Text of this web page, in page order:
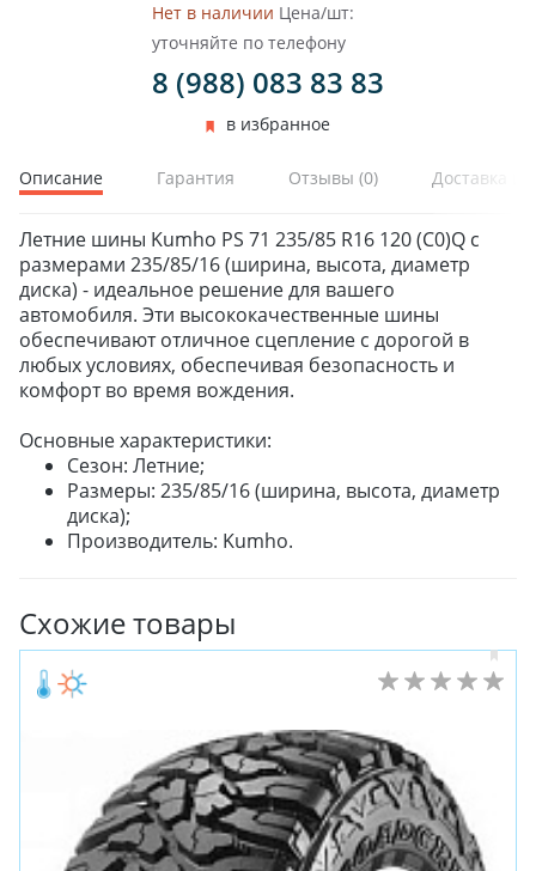
Нет в наличии Цена/шт:
уточняйте по телефону
8 (988) 083 83 83
в избранное
Описание Гарантия Отзывы (0) Доставка и
Летние шины Kumho PS 71 235/85 R16 120 (C0)Q с
размерами 235/85/16 (ширина, высота, диаметр
диска) - идеальное решение для вашего
автомобиля. Эти высококачественные шины
обеспечивают отличное сцепление с дорогой в
любых условиях, обеспечивая безопасность и
комфорт во время вождения.
Основные характеристики:
Сезон: Летние;
Размеры: 235/85/16 (ширина, высота, диаметр
диска);
Производитель: Kumho.
Схожие товары